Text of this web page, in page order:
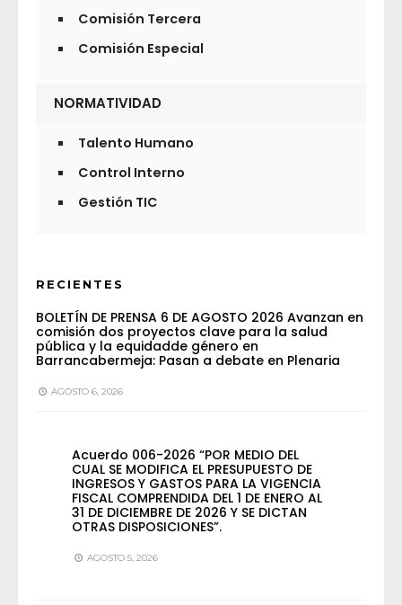
Comisión Tercera
Comisión Especial
NORMATIVIDAD
Talento Humano
Control Interno
Gestión TIC
RECIENTES
BOLETÍN DE PRENSA 6 DE AGOSTO 2026 Avanzan en
comisión dos proyectos clave para la salud
pública y la equidadde género en
Barrancabermeja: Pasan a debate en Plenaria
AGOSTO 6, 2026
Acuerdo 006-2026 “POR MEDIO DEL
CUAL SE MODIFICA EL PRESUPUESTO DE
INGRESOS Y GASTOS PARA LA VIGENCIA
FISCAL COMPRENDIDA DEL 1 DE ENERO AL
31 DE DICIEMBRE DE 2026 Y SE DICTAN
OTRAS DISPOSICIONES”.
AGOSTO 5, 2026